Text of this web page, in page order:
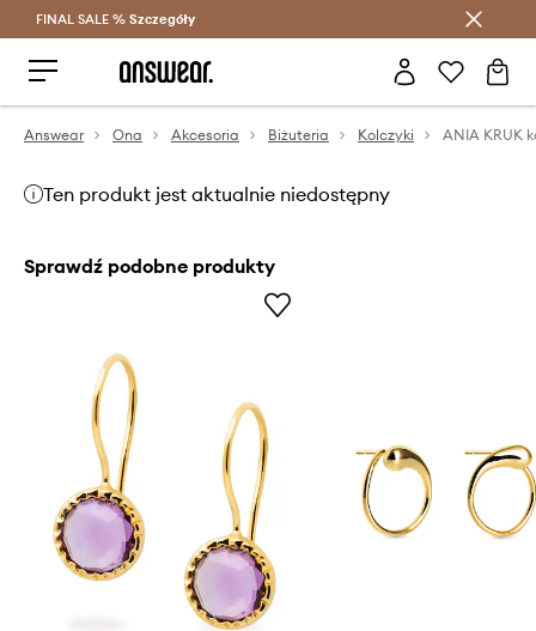
Oszczędzaj z Answear Club >
FINAL SALE % Szczegóły
Answear Ona Akcesoria Biżuteria Kolczyki
Ten produkt jest aktualnie niedostępny
Sprawdź podobne produkty